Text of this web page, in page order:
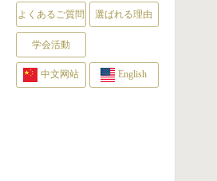
よくあるご質問 選ばれる理由
学会活動
中文网站 English